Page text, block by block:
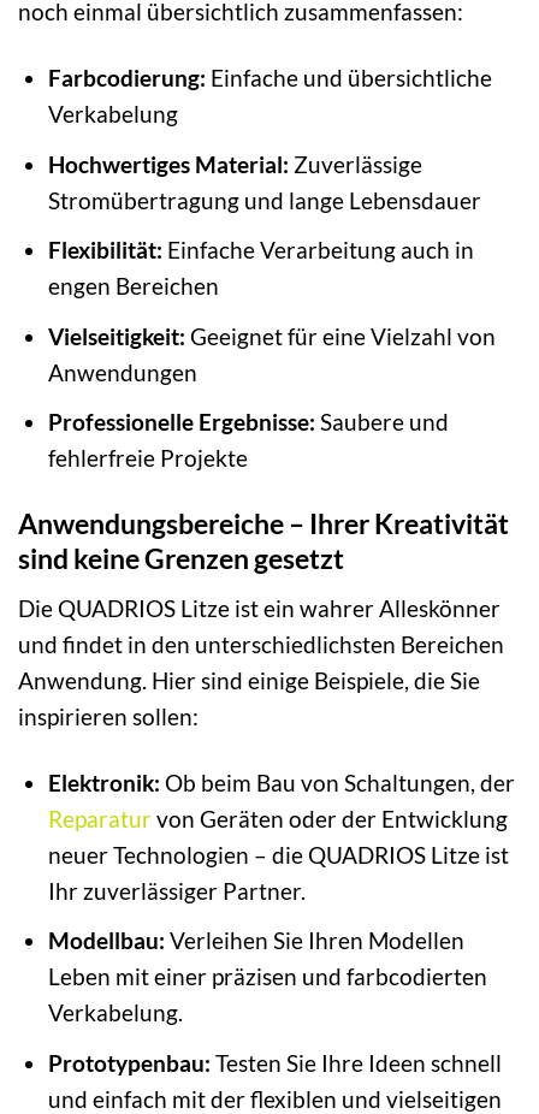
noch einmal übersichtlich zusammenfassen:
Farbcodierung: Einfache und übersichtliche
Verkabelung
Hochwertiges Material: Zuverlässige
Stromübertragung und lange Lebensdauer
Flexibilität: Einfache Verarbeitung auch in
engen Bereichen
Vielseitigkeit: Geeignet für eine Vielzahl von
Anwendungen
Professionelle Ergebnisse: Saubere und
fehlerfreie Projekte
Anwendungsbereiche – Ihrer Kreativität
sind keine Grenzen gesetzt
Die QUADRIOS Litze ist ein wahrer Alleskönner
und findet in den unterschiedlichsten Bereichen
Anwendung. Hier sind einige Beispiele, die Sie
inspirieren sollen:
Elektronik: Ob beim Bau von Schaltungen, der
Reparaturvon Geräten oder der Entwicklung
neuer Technologien – die QUADRIOS Litze ist
Ihr zuverlässiger Partner.
Modellbau: Verleihen Sie Ihren Modellen
Leben mit einer präzisen und farbcodierten
Verkabelung.
Prototypenbau: Testen Sie Ihre Ideen schnell
und einfach mit der flexiblen und vielseitigen